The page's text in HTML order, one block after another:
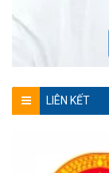
LIÊN KẾT